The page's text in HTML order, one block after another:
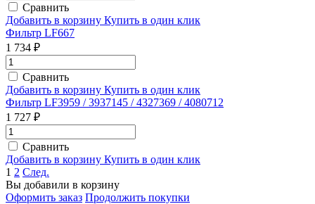
Сравнить
Добавить в корзину Купить в один клик
Фильтр LF667
1 734 ₽
Сравнить
Добавить в корзину Купить в один клик
Фильтр LF3959 / 3937145 / 4327369 / 4080712
1 727 ₽
Сравнить
Добавить в корзину Купить в один клик
1 2 След.
Вы добавили в корзину
Оформить заказ Продолжить покупки